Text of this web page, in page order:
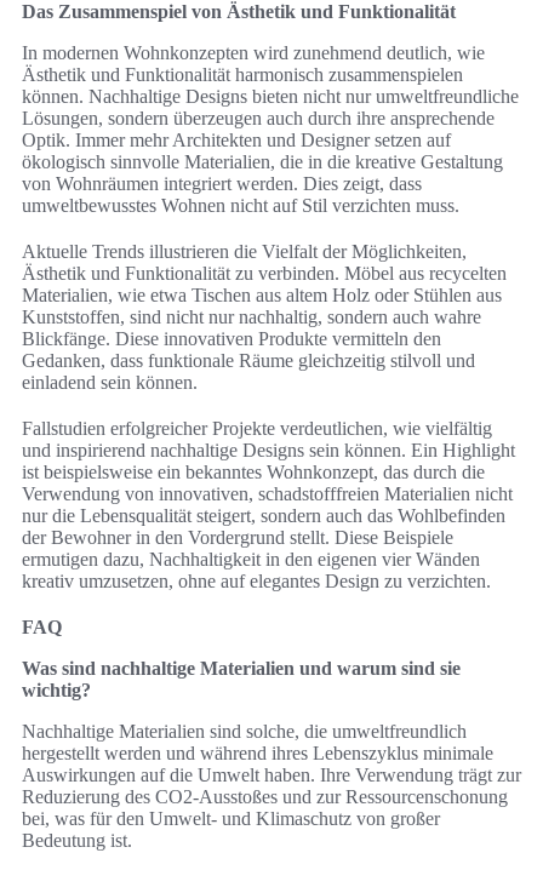
Das Zusammenspiel von Ästhetik und Funktionalität
In modernen Wohnkonzepten wird zunehmend deutlich, wie
Ästhetik und Funktionalität harmonisch zusammenspielen
können. Nachhaltige Designs bieten nicht nur umweltfreundliche
Lösungen, sondern überzeugen auch durch ihre ansprechende
Optik. Immer mehr Architekten und Designer setzen auf
ökologisch sinnvolle Materialien, die in die kreative Gestaltung
von Wohnräumen integriert werden. Dies zeigt, dass
umweltbewusstes Wohnen nicht auf Stil verzichten muss.
Aktuelle Trends illustrieren die Vielfalt der Möglichkeiten,
Ästhetik und Funktionalität zu verbinden. Möbel aus recycelten
Materialien, wie etwa Tischen aus altem Holz oder Stühlen aus
Kunststoffen, sind nicht nur nachhaltig, sondern auch wahre
Blickfänge. Diese innovativen Produkte vermitteln den
Gedanken, dass funktionale Räume gleichzeitig stilvoll und
einladend sein können.
Fallstudien erfolgreicher Projekte verdeutlichen, wie vielfältig
und inspirierend nachhaltige Designs sein können. Ein Highlight
ist beispielsweise ein bekanntes Wohnkonzept, das durch die
Verwendung von innovativen, schadstofffreien Materialien nicht
nur die Lebensqualität steigert, sondern auch das Wohlbefinden
der Bewohner in den Vordergrund stellt. Diese Beispiele
ermutigen dazu, Nachhaltigkeit in den eigenen vier Wänden
kreativ umzusetzen, ohne auf elegantes Design zu verzichten.
FAQ
Was sind nachhaltige Materialien und warum sind sie
wichtig?
Nachhaltige Materialien sind solche, die umweltfreundlich
hergestellt werden und während ihres Lebenszyklus minimale
Auswirkungen auf die Umwelt haben. Ihre Verwendung trägt zur
Reduzierung des CO2-Ausstoßes und zur Ressourcenschonung
bei, was für den Umwelt- und Klimaschutz von großer
Bedeutung ist.